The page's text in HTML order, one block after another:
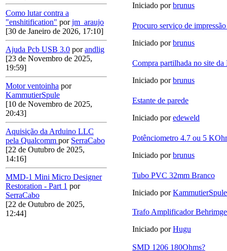
Como lutar contra a
"enshitification" porjm_araujo
[30 de Janeiro de 2026, 17:10]
Ajuda Pcb USB 3.0 porandlig
[23 de Novembro de 2025,
19:59]
Motor ventoinha por
KammutierSpule
[10 de Novembro de 2025,
20:43]
Aquisição da Arduino LLC
pela Qualcomm por SerraCabo
[22 de Outubro de 2025,
14:16]
MMD-1 Mini Micro Designer
Restoration - Part 1 por
SerraCabo
[22 de Outubro de 2025,
12:44]
Iniciado porbrunus
Procuro serviço de
Iniciado porbrunus
Compra partilhada no site
Iniciado porbrunus
Estante de parede
Iniciado poredeweld
Potênciometro 4.7 ou 5
Iniciado porbrunus
Tubo PVC 32mm Branco
Iniciado porKammutierSpule
Trafo Amplificador
Iniciado porHugu
SMD 1206 180Ohms?